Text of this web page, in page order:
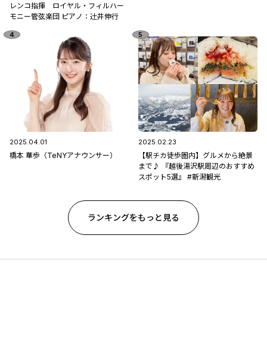
レンコ指揮 ロイヤル・フィルハー
モニー管弦楽団 ピアノ：辻󠄀井伸行
2025.04.01
橋本 華歩（TeNYアナウンサー）
2025.02.23
【駅チカ徒歩圏内】グルメから絶景
まで♪ 『越後湯沢駅周辺のおすすめ
スポット5選』 #新潟観光
ランキングをもっと見る